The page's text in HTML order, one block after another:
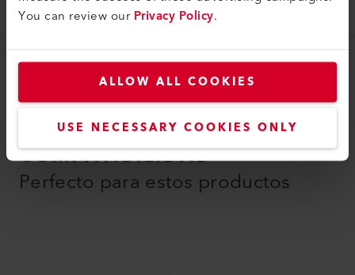
You can review ourPrivacy Policy.
ALLOW ALL COOKIES
USE NECESSARY COOKIES ONLY
169.623
COMPATIBILIDAD
Perfecto para estos productos